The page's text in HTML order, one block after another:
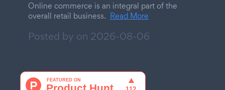
Online commerce is an integral part of the
overall retail business. Read More
Posted by on 2026-08-06